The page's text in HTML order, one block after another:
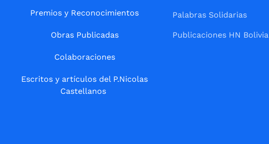
Premios y Reconocimientos
Obras Publicadas
Colaboraciones
Escritos y artículos del P.Nicolas
Castellanos
Palabras Solidarias
Publicaciones HN Bolivia